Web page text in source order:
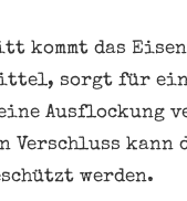
kommt das
sorgt für
Ausflockung
Verschluss
werden.